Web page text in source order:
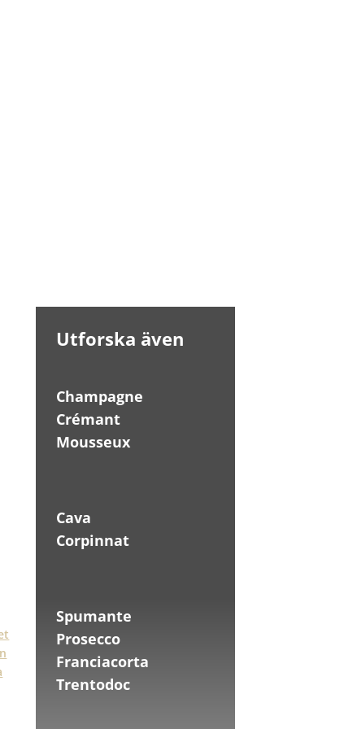
Utforska även
Champagne
Crémant
Mousseux
Cava
Corpinnat
Spumante
Prosecco
Franciacorta
Trentodoc